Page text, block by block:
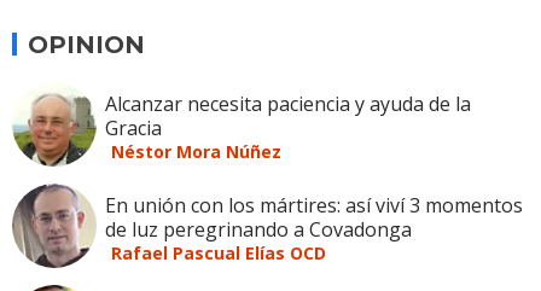
OPINION
Alcanzar necesita paciencia y ayuda de la
Gracia
Néstor Mora Núñez
En unión con los mártires: así viví 3 momentos
de luz peregrinando a Covadonga
Rafael Pascual Elías OCD